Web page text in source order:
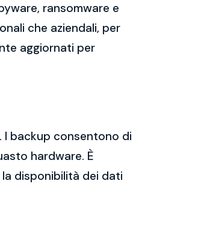
ransomware e
che aziendali, per
aggiornati per
I backup consentono di
hardware. È
disponibilità dei dati